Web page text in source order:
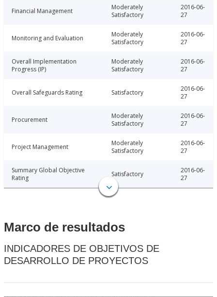
Financial Management
Moderately
Satisfactory
2016-06-
27
Monitoring and Evaluation
Moderately
Satisfactory
2016-06-
27
Overall Implementation
Progress (IP)
Moderately
Satisfactory
2016-06-
27
Overall Safeguards Rating Satisfactory
2016-06-
27
Procurement
Moderately
Satisfactory
2016-06-
27
Project Management
Moderately
Satisfactory
2016-06-
27
Summary Global Objective
Rating
Satisfactory
2016-06-
27
Marco de resultados
INDICADORES DE OBJETIVOS DE
DESARROLLO DE PROYECTOS